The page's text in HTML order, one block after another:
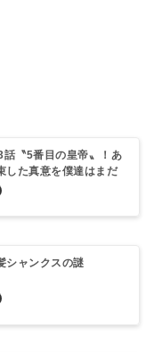
話〝5番目の皇帝〟！あ
した真意を僕達はまだ
シャンクスの謎